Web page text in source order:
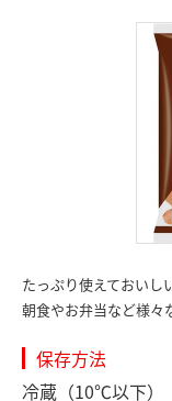
たっぷり使えておいし
朝食やお弁当など様々
保存方法
冷蔵（10℃以下）